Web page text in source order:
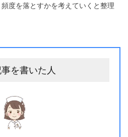
度を落とすかを考えていくと整理
を書いた人